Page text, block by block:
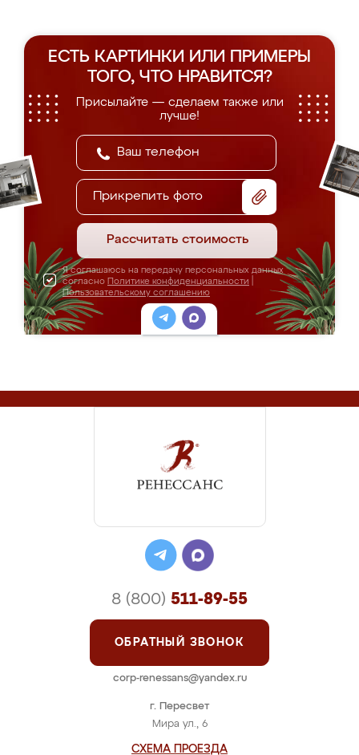
ЕСТЬ КАРТИНКИ ИЛИ ПРИМЕРЫ
ТОГО, ЧТО НРАВИТСЯ?
Присылайте — сделаем также или
лучше!
Прикрепить фото
Рассчитать стоимость
Я соглашаюсь на передачу персональных данных
согласно Политике конфиденциальности
Пользовательскому соглашению
г. Пересвет
Мира ул., 6
СХЕМА ПРОЕЗДА
8 (800) 511-89-55
ОБРАТНЫЙ ЗВОНОК
corp-renessans@yandex.ru